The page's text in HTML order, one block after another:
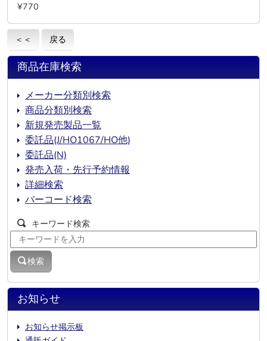
¥770
＜＜ 戻る
お知らせ
お知らせ掲示板
商品在庫検索
メーカー分類別検索
商品分類別検索
新規発売製品一覧
委託品(J/HO1067/HO他)
委託品(N)
発売入荷・先行予約情報
詳細検索
バーコード検索
キーワード検索
検索